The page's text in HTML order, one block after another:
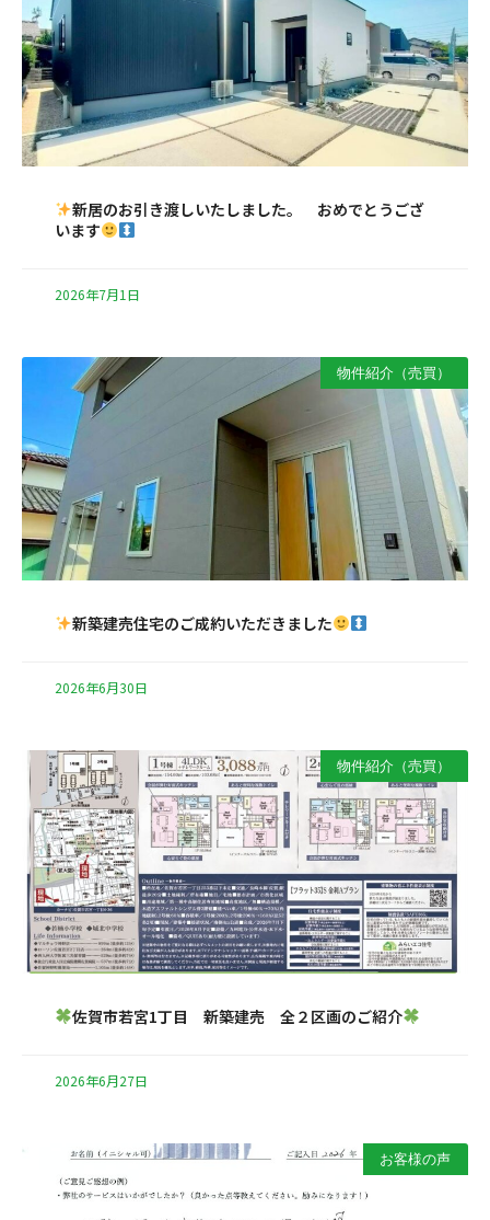
新居のお引き渡しいたしました。 おめでとうござ
います
2026年7月1日
物件紹介（売買）
新築建売住宅のご成約いただきました
2026年6月30日
物件紹介（売買）
佐賀市若宮1丁目 新築建売 全２区画のご紹介
2026年6月27日
お客様の声